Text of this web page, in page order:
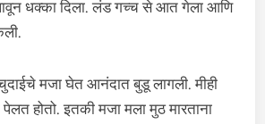
धक्का दिला. लंड गच्च से आत गेला आणि
चुदाईचे मजा घेत आनंदात बुडू लागली. मीही
होतो. इतकी मजा मला मुठ मारताना